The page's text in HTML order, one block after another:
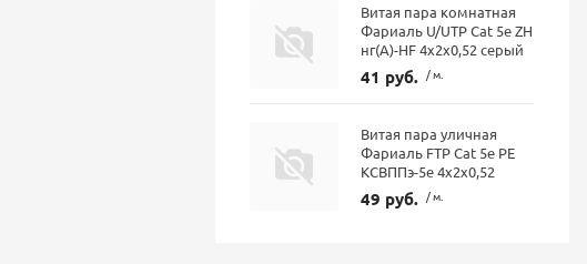
Витая пара комнатная
Фариаль U/UTP Cat 5e ZH
нг(А)-HF 4x2x0,52 серый
41 руб. / м.
Витая пара уличная
Фариаль FTP Cat 5е PE
КСВППэ-5е 4х2х0,52
49 руб. / м.